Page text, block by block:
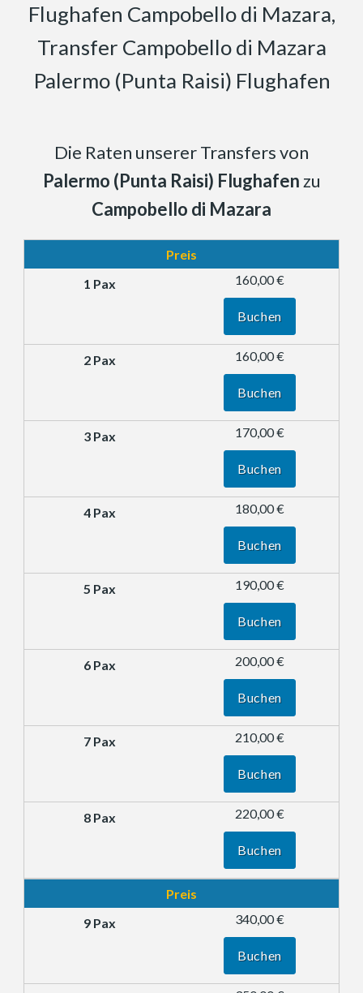
Flughafen Campobello di Mazara,
Transfer Campobello di Mazara
Palermo (Punta Raisi) Flughafen
Die Raten unserer Transfers von
Palermo (Punta Raisi) Flughafen zu
Campobello di Mazara
Preis
160,00 €
Buchen
160,00 €
Buchen
170,00 €
Buchen
180,00 €
Buchen
190,00 €
Buchen
200,00 €
Buchen
210,00 €
Buchen
220,00 €
Buchen
Preis
340,00 €
Buchen